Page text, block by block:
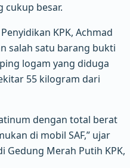
cukup besar.
KPK, Achmad
salah satu barang bukti
logam yang diduga
55 kilogram dari
dengan total berat
di mobil SAF,” ujar
Gedung Merah Putih KPK,